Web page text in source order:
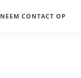
NEEM CONTACT OP